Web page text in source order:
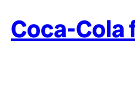
Coca-Cola